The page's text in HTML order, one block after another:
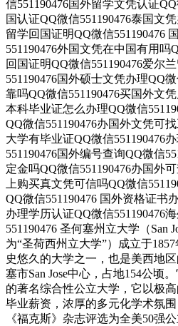
信551190476国外留学文凭认证
国认证QQ微信551190476泰国文
留学回国证明QQ微信551190476
551190476外国文凭在中国有用吗
回国证明QQ微信551190476爱尔
551190476国外硕士文凭办理QQ
靠吗QQ微信551190476买国外文
本科毕业证怎么办理QQ微信
QQ微信551190476办国外文凭可
大学有毕业证QQ微信551190476
551190476国外编号查询QQ微信
定金吗QQ微信551190476办国外
上购买真文凭可信吗QQ微信
QQ微信551190476 国外资格证书
办理学历认证QQ微信551190476
551190476 圣何塞州立大学（San
为“圣荷西州立大学”）成立于
史悠久的大学之一，也是美西地
塞市San Jose中心，占地154公顷
的著名综合性公立大学，它以极
毕业薪资，浓厚的多元化学术氛
《福克斯》杂志评选为全美50强